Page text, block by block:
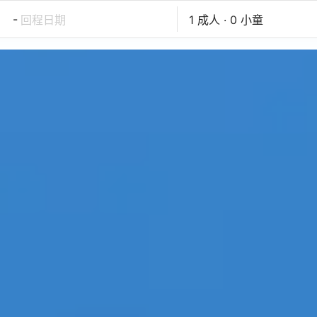
- 回程日期 1 成人 · 0 小童